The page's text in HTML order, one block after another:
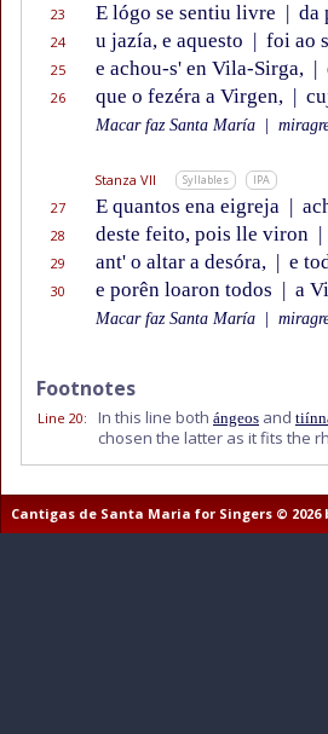
23 E lógo se sentiu livre | da
24 u jazía, e aquesto | foi ao
25 e achou-s' en Vila-Sirga, |
26 que o fezéra a Virgen, |
Macar faz Santa María
Stanza VII Syllables IPA
27 E quantos ena eigreja |
28 deste feito, pois lle viron |
29 ant' o altar a desóra, | e
30 e porên loaron todos | a
Macar faz Santa María
Footnotes
Line 20: In this line both ángeos and
chosen the latter as it fits the
Cantigas de Santa Maria for Singers © 2026